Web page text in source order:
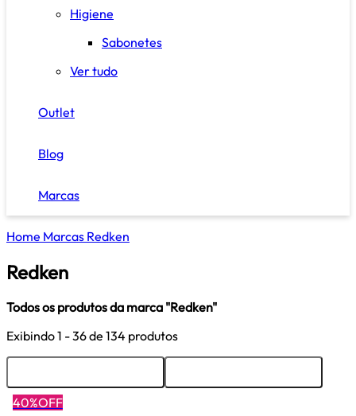
Higiene
Sabonetes
Ver tudo
Outlet
Blog
Marcas
Home Marcas Redken
Redken
Todos os produtos da marca "Redken"
Exibindo1 - 36de 134 produtos
40%OFF